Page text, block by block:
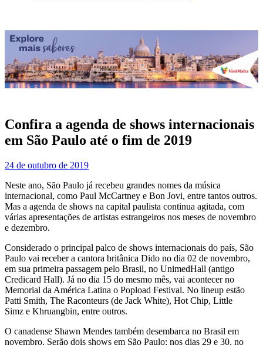
Confira a agenda de shows internacionais
em São Paulo até o fim de 2019
24 de outubro de 2019
Neste ano, São Paulo já recebeu grandes nomes da música
internacional, como Paul McCartney e Bon Jovi, entre tantos outros.
Mas a agenda de shows na capital paulista continua agitada, com
várias apresentações de artistas estrangeiros nos meses de novembro
e dezembro.
Considerado o principal palco de shows internacionais do país, São
Paulo vai receber a cantora britânica Dido no dia 02 de novembro,
em sua primeira passagem pelo Brasil, no UnimedHall (antigo
Credicard Hall). Já no dia 15 do mesmo mês, vai acontecer no
Memorial da América Latina o Popload Festival. No lineup estão
Patti Smith, The Raconteurs (de Jack White), Hot Chip, Little
Simz e Khruangbin, entre outros.
O canadense Shawn Mendes também desembarca no Brasil em
novembro. Serão dois shows em São Paulo: nos dias 29 e 30, no